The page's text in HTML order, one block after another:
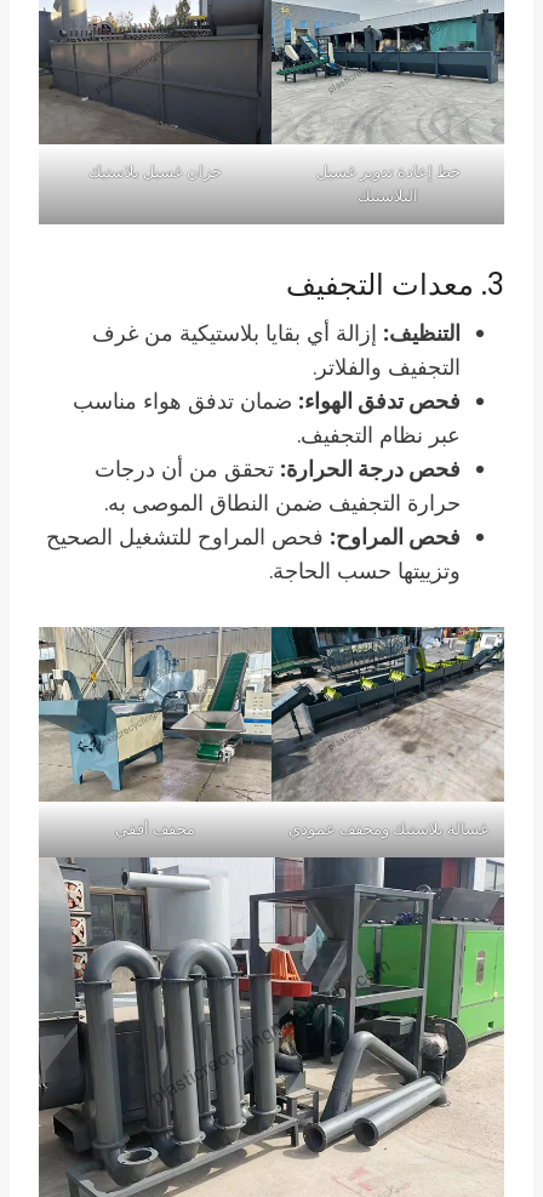
خط إعادة تدوير غسيل
البلاستيك
خزان غسيل بلاستيك
3. معدات التجفيف
التنظيف: إزالة أي بقايا بلاستيكية من غرف
التجفيف والفلاتر.
فحص تدفق الهواء: ضمان تدفق هواء مناسب
عبر نظام التجفيف.
فحص درجة الحرارة: تحقق من أن درجات
حرارة التجفيف ضمن النطاق الموصى به.
فحص المراوح: فحص المراوح للتشغيل الصحيح
وتزييتها حسب الحاجة.
غسالة بلاستيك ومجفف عمودي مجفف أفقي